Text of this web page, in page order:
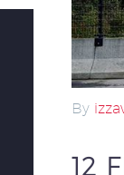
By
12